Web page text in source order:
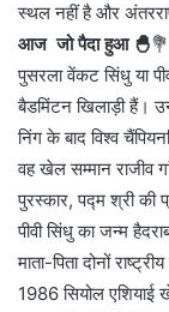
स्थल नहीं है और
आज जो पैदा हुआ 🐣💐
पुसरला वेंकट सिंधु या
बैडमिंटन खिलाड़ी हैं।
निंग के बाद विश्व
वह खेल सम्मान राजीव
पुरस्कार, पद्म श्री की
पीवी सिंधु का जन्म
माता-पिता दोनों
1986 सियोल एशियाई